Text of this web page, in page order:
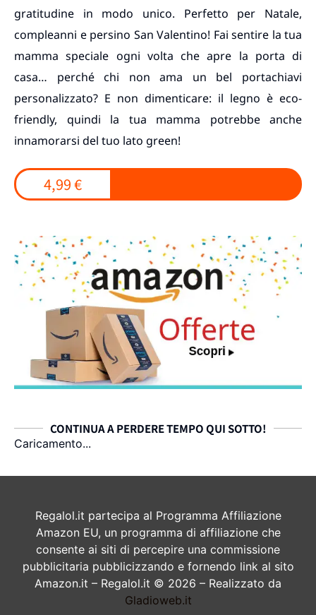
gratitudine in modo unico. Perfetto per Natale,
compleanni e persino San Valentino! Fai sentire la tua
mamma speciale ogni volta che apre la porta di
casa… perché chi non ama un bel portachiavi
personalizzato? E non dimenticare: il legno è eco-
friendly, quindi la tua mamma potrebbe anche
innamorarsi del tuo lato green!
4,99 €
CONTINUA A PERDERE TEMPO QUI SOTTO!
Caricamento...
Regalol.it partecipa al Programma Affiliazione
Amazon EU, un programma di affiliazione che
consente ai siti di percepire una commissione
pubblicitaria pubblicizzando e fornendo link al sito
Amazon.it – Regalol.it © 2026 – Realizzato da
Gladioweb.it